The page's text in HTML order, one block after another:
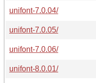
unifont-7.0.04/
unifont-7.0.05/
unifont-7.0.06/
unifont-8.0.01/